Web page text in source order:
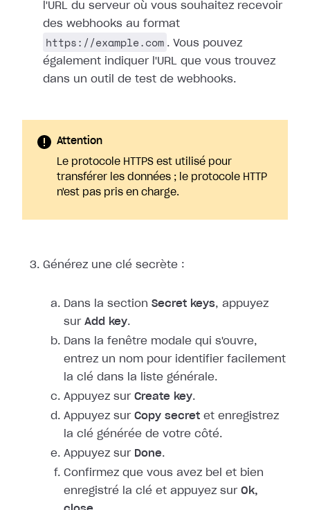
l'URL du serveur où vous souhaitez recevoir
des webhooks au format
https://example.com . Vous pouvez
également indiquer l'URL que vous trouvez
dans un outil de test de webhooks.
Attention
Le protocole HTTPS est utilisé pour
transférer les données ; le protocole HTTP
n'est pas pris en charge.
Générez une clé secrète :
Dans la section Secret keys, appuyez
sur Add key.
Dans la fenêtre modale qui s'ouvre,
entrez un nom pour identifier facilement
la clé dans la liste générale.
Appuyez sur Create key.
Appuyez sur Copy secret et enregistrez
la clé générée de votre côté.
Appuyez sur Done.
Confirmez que vous avez bel et bien
enregistré la clé et appuyez sur Ok,